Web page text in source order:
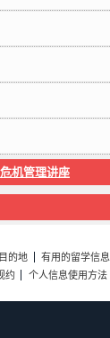
机管理讲座
的地 有用的留学信息
约
个人信息使用方法